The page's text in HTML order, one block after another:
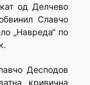
од Делчево
Славчо
„Навреда“ по
Десподов
кривична